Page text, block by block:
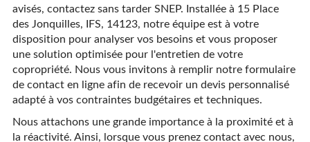
avisés, contactez sans tarder SNEP. Installée à 15 Place
des Jonquilles, IFS, 14123, notre équipe est à votre
disposition pour analyser vos besoins et vous proposer
une solution optimisée pour l'entretien de votre
copropriété. Nous vous invitons à remplir notre formulaire
de contact en ligne afin de recevoir un devis personnalisé
adapté à vos contraintes budgétaires et techniques.
Nous attachons une grande importance à la proximité et à
la réactivité. Ainsi, lorsque vous prenez contact avec nous,